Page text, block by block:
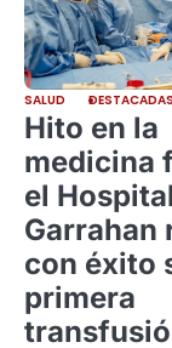
SALUD DESTACADAS
Hito en la
medicina
el Hospital
Garrahan
con éxito
primera